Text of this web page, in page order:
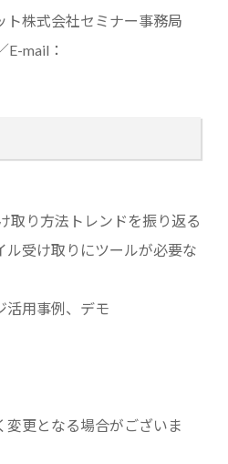
ト株式会社セミナー事務局
E-mail：
取り方法トレンドを振り返る
ル受け取りにツールが必要な
活用事例、デモ
更となる場合がございま